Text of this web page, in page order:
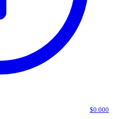
$0.000